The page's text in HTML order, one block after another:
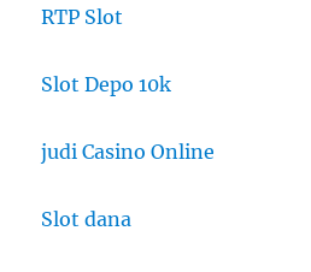
RTP Slot
Slot Depo 10k
judi Casino Online
Slot dana